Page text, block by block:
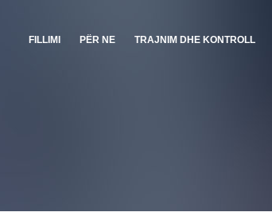
FILLIMI PËR NE TRAJNIM DHE KONTROLL